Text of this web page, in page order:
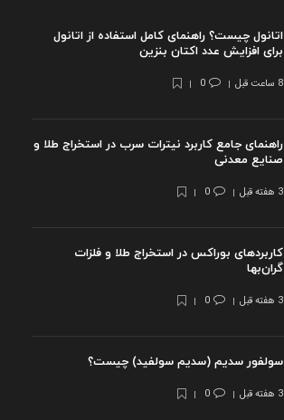
اتانول چیست؟ راهنمای کامل استفاده از اتانول
برای افزایش عدد اکتان بنزین
8 ساعت قبل 0
راهنمای جامع کاربرد نیترات سرب در استخراج طلا و
صنایع معدنی
3 هفته قبل 0
کاربردهای بوراکس در استخراج طلا و فلزات
گران‌بها
3 هفته قبل 0
سولفور سدیم (سدیم سولفید) چیست؟
3 هفته قبل 0